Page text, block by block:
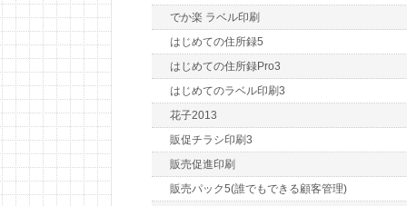
でか楽 ラベル印刷
はじめての住所録5
はじめての住所録Pro3
はじめてのラベル印刷3
花子2013
販促チラシ印刷3
販売促進印刷
販売パック5(誰でもできる顧客管理)